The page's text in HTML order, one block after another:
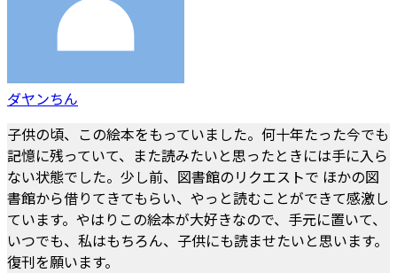
ダヤンちん
子供の頃、この絵本をもっていました。何十年たった今でも
記憶に残っていて、また読みたいと思ったときには手に入ら
ない状態でした。少し前、図書館のリクエストで ほかの図
書館から借りてきてもらい、やっと読むことができて感激し
ています。やはりこの絵本が大好きなので、手元に置いて、
いつでも、私はもちろん、子供にも読ませたいと思います。
復刊を願います。